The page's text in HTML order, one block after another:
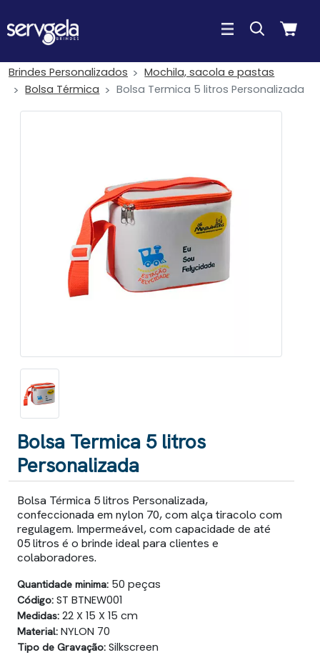
Brindes Personalizados
Mochila, sacola e pastas
Bolsa Térmica
Bolsa Termica 5 litros Personalizada
Bolsa Termica 5 litros
Personalizada
Bolsa Térmica 5 litros Personalizada,
confeccionada em nylon 70, com alça tiracolo com
regulagem. Impermeável, com capacidade de até
05 litros é o brinde ideal para clientes e
colaboradores.
Quantidade minima: 50 peças
Código: ST BTNEW001
Medidas: 22 X 15 X 15 cm
Material: NYLON 70
Tipo de Gravação: Silkscreen